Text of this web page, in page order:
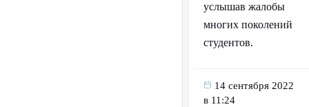
услышав жалобы
многих поколений
студентов.
14 сентября 2022
в 11:24